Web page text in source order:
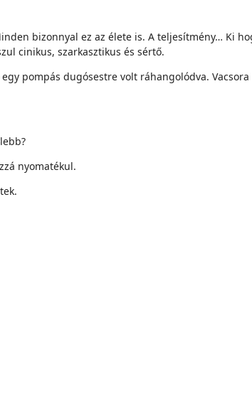
bizonnyal ez az élete is. A teljesítmény… Ki
cinikus, szarkasztikus és sértő.
pompás dugósestre volt ráhangolódva.
nyomatékul.